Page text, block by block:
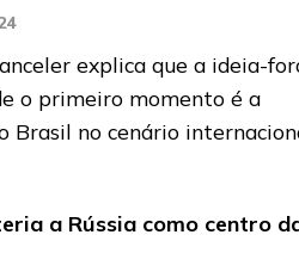
explica que a ideia-
o primeiro momento é a
Brasil no cenário
a Rússia como centro